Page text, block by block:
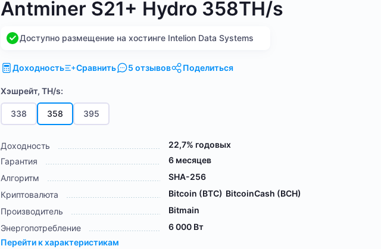
Antminer S21+ Hydro 358TH/s
Доступно размещение на хостинге Intelion Data Systems
Доходность Сравнить 5 отзывов Поделиться
Хэшрейт, TH/s:
338 358 395
Доходность
22,7% годовых
Гарантия
6 месяцев
Алгоритм
SHA-256
Криптовалюта
Bitcoin (BTC) BitcoinCash (BCH)
Производитель
Bitmain
Энергопотребление
6 000 Вт
Перейти к характеристикам